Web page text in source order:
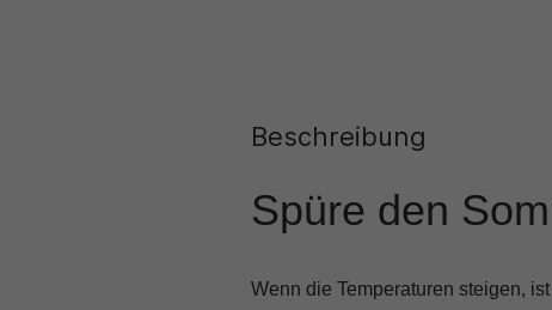
Beschreibung
Spüre den
Wenn die Temperaturen steigen,